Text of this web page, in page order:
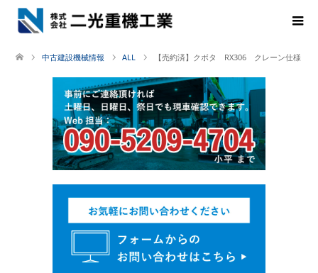
中古建設機械情報 ALL 【売約済】クボタ RX306 クレーン仕様